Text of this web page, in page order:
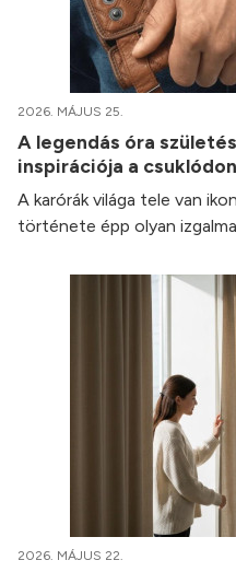
2026. MÁJUS 25.
A legendás óra
inspirációja a csuklódon
A karórák világa tele van
története épp olyan
2026. MÁJUS 22.